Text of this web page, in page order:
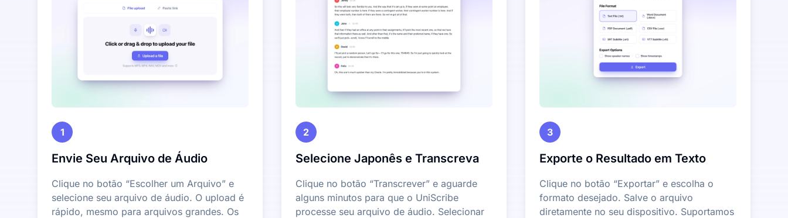
1
Envie Seu Arquivo de Áudio
Clique no botão “Escolher um Arquivo” e
selecione seu arquivo de áudio. O upload é
rápido, mesmo para arquivos grandes. Os
2
Selecione Japonês e Transcreva
Clique no botão “Transcrever” e aguarde
alguns minutos para que o UniScribe
processe seu arquivo de áudio. Selecionar
3
Exporte o Resultado em Texto
Clique no botão “Exportar” e escolha o
formato desejado. Salve o arquivo
diretamente no seu dispositivo. Suportamos